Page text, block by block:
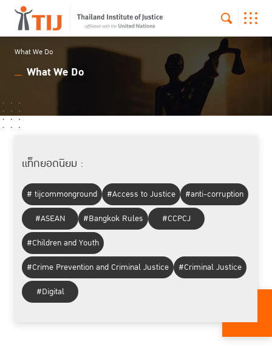
What We Do
What We Do
แท็กยอดนิยม :
# tijcommonground #Access to Justice
#anti-corruption
#ASEAN
#Bangkok Rules
#CCPCJ
#Children and Youth
#Crime Prevention and Criminal Justice
#Criminal Justice
#Digital